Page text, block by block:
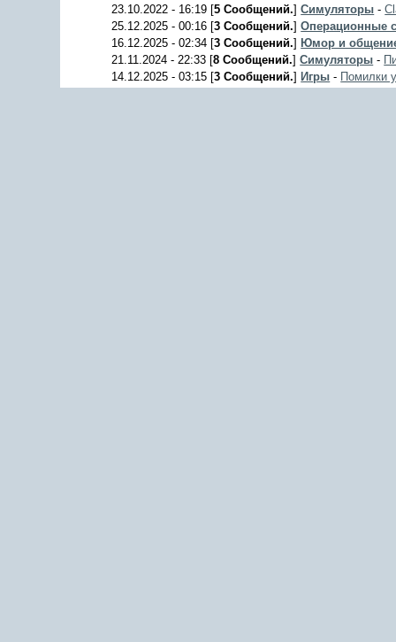
23.10.2022 - 16:19 [5 Сообщений.]Симуляторы -
25.12.2025 - 00:16 [3 Сообщений.]Операционные
16.12.2025 - 02:34 [3 Сообщений.] Юмор и
21.11.2024 - 22:33 [8 Сообщений.]Симуляторы -
14.12.2025 - 03:15 [3 Сообщений.] Игры - Помилки